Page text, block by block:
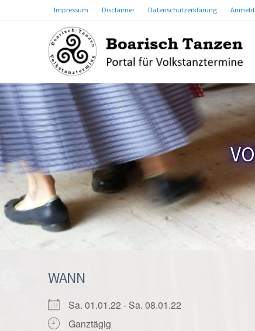
Impressum Disclaimer Datenschutzerklärung
WANN
Sa. 01.01.22 - Sa. 08.01.22
Ganztägig